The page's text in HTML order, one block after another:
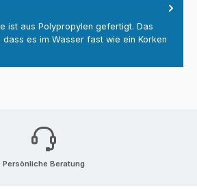
ist aus Polypropylen gefertigt. Das
es im Wasser fast wie ein Korken
Persönliche Beratung